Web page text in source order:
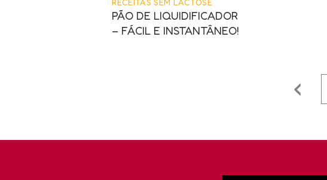
RECEITAS SEM LACTOSE
PÃO DE LIQUIDIFICADOR
– FÁCIL E INSTANTÂNEO!